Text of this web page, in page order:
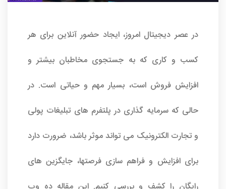
در عصر دیجیتال امروز، ایجاد حضور آنلاین برای هر
کسب و کاری که به جستجوی مخاطبان بیشتر و
افزایش فروش است، بسیار مهم و حیاتی است. در
حالی که سرمایه گذاری در پلتفرم های تبلیغات پولی
و تجارت الکترونیک می تواند موثر باشد، ضرورت دارد
برای افزایش و فراهم سازی فرصتها، جایگزین های